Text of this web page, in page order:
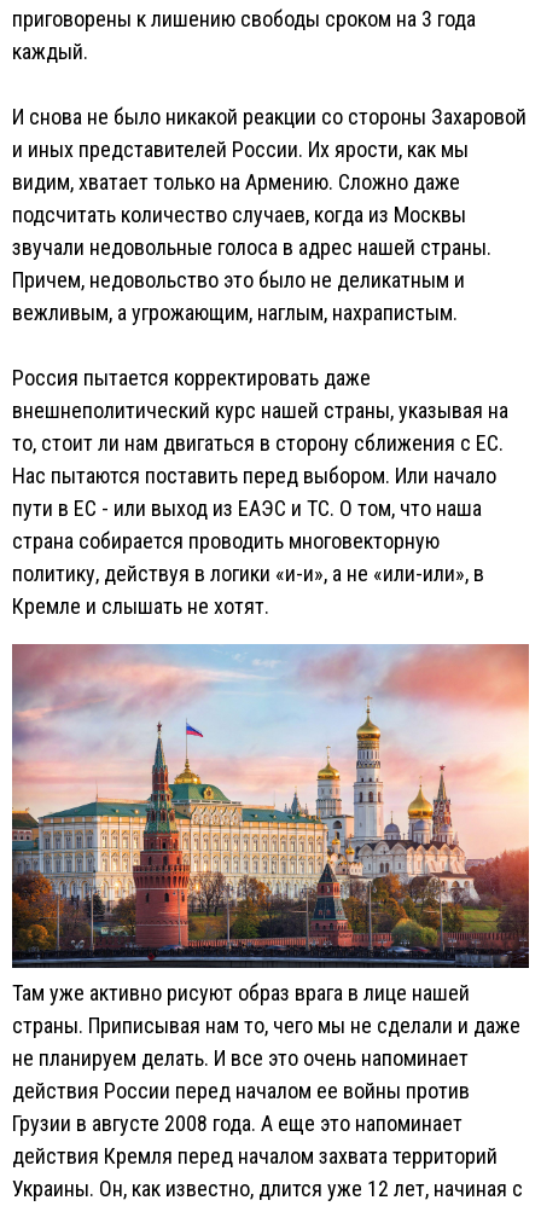
приговорены к лишению свободы сроком на 3 года
каждый.
И снова не было никакой реакции со стороны Захаровой
и иных представителей России. Их ярости, как мы
видим, хватает только на Армению. Сложно даже
подсчитать количество случаев, когда из Москвы
звучали недовольные голоса в адрес нашей страны.
Причем, недовольство это было не деликатным и
вежливым, а угрожающим, наглым, нахрапистым.
Россия пытается корректировать даже
внешнеполитический курс нашей страны, указывая на
то, стоит ли нам двигаться в сторону сближения с ЕС.
Нас пытаются поставить перед выбором. Или начало
пути в ЕС - или выход из ЕАЭС и ТС. О том, что наша
страна собирается проводить многовекторную
политику, действуя в логики «и-и», а не «или-или», в
Кремле и слышать не хотят.
Там уже активно рисуют образ врага в лице нашей
страны. Приписывая нам то, чего мы не сделали и даже
не планируем делать. И все это очень напоминает
действия России перед началом ее войны против
Грузии в августе 2008 года. А еще это напоминает
действия Кремля перед началом захвата территорий
Украины. Он, как известно, длится уже 12 лет, начиная с